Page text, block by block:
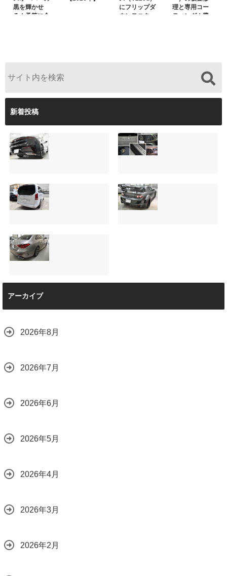
黒を輝かせ
る！予算に合
にフリップダ
ウンモニター
理と専用コー
ティング！費
新着投稿
【施工事例】クラ
ウンクロスオーバ
ーの黒を輝かせ
と車内イルミネー
ション設置
2026.08.08
夏季休暇について
ご案内【2026年】
2026.08.05
サンルーフ付きベ
ンツVクラス
（V220d）にフリ
店で断られた悩み
をプロの技術で解
2026.08.04
は？
【施工事例】メル
セデス・ベンツ
C220d｜3層セラ
取り”「ミックスコ
ート」と弱点克服
2026.07.28
アーカイブ
2026年8月
2026年7月
2026年6月
2026年5月
2026年4月
2026年3月
2026年2月